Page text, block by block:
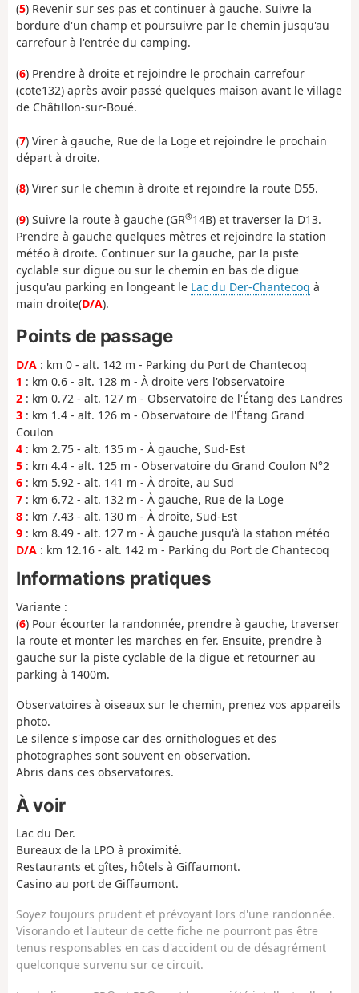
(5) Revenir sur ses pas et continuer à gauche. Suivre la
bordure d'un champ et poursuivre par le chemin jusqu'au
carrefour à l'entrée du camping.
(6) Prendre à droite et rejoindre le prochain carrefour
(cote132) après avoir passé quelques maison avant le village
de Châtillon-sur-Boué.
(7) Virer à gauche, Rue de la Loge et rejoindre le prochain
départ à droite.
(8) Virer sur le chemin à droite et rejoindre la route D55.
(9) Suivre la route à gauche (GR®14B) et traverser la D13.
Prendre à gauche quelques mètres et rejoindre la station
météo à droite. Continuer sur la gauche, par la piste
cyclable sur digue ou sur le chemin en bas de digue
jusqu'au parking en longeant le Lac du Der-Chantecoq à
main droite(D/A).
Points de passage
D/A : km 0 - alt. 142 m - Parking du Port de Chantecoq
1 : km 0.6 - alt. 128 m - À droite vers l'observatoire
2 : km 0.72 - alt. 127 m - Observatoire de l'Étang des Landres
3 : km 1.4 - alt. 126 m - Observatoire de l'Étang Grand
Coulon
4 : km 2.75 - alt. 135 m - À gauche, Sud-Est
5 : km 4.4 - alt. 125 m - Observatoire du Grand Coulon N°2
6 : km 5.92 - alt. 141 m - À droite, au Sud
7 : km 6.72 - alt. 132 m - À gauche, Rue de la Loge
8 : km 7.43 - alt. 130 m - À droite, Sud-Est
9 : km 8.49 - alt. 127 m - À gauche jusqu'à la station météo
D/A : km 12.16 - alt. 142 m - Parking du Port de Chantecoq
Informations pratiques
Variante :
(6) Pour écourter la randonnée, prendre à gauche, traverser
la route et monter les marches en fer. Ensuite, prendre à
gauche sur la piste cyclable de la digue et retourner au
parking à 1400m.
Observatoires à oiseaux sur le chemin, prenez vos appareils
photo.
Le silence s'impose car des ornithologues et des
photographes sont souvent en observation.
Abris dans ces observatoires.
À voir
Lac du Der.
Bureaux de la LPO à proximité.
Restaurants et gîtes, hôtels à Giffaumont.
Casino au port de Giffaumont.
Soyez toujours prudent et prévoyant lors d'une randonnée.
Visorando et l'auteur de cette fiche ne pourront pas être
tenus responsables en cas d'accident ou de désagrément
quelconque survenu sur ce circuit.